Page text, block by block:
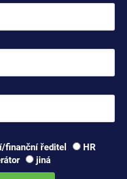
finanční ředitel
HR
jiná